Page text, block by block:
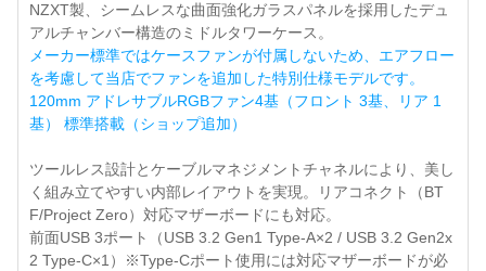
NZXT製、シームレスな曲面強化ガラスパネルを採用したデュ
アルチャンバー構造のミドルタワーケース。
メーカー標準ではケースファンが付属しないため、エアフロー
を考慮して当店でファンを追加した特別仕様モデルです。
120mm アドレサブルRGBファン4基（フロント 3基、リア 1
基） 標準搭載（ショップ追加）
ツールレス設計とケーブルマネジメントチャネルにより、美し
く組み立てやすい内部レイアウトを実現。リアコネクト（BT
F/Project Zero）対応マザーボードにも対応。
前面USB 3ポート（USB 3.2 Gen1 Type-A×2 / USB 3.2 Gen2x
2 Type-C×1）※Type-Cポート使用には対応マザーボードが必